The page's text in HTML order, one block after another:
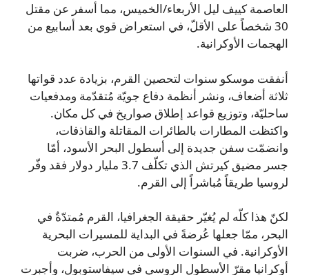
العاصمة كييف ليل الأربعاء/الخميس، مما أسفر عن مقتل
30 شخصاً على الأقلّ، في استعراض قوي بعد أسابيع من
الهجمات الأوكرانية.
أنفقت موسكو سنوات لتحصين القرم، بزيادة عدد قواتها
ثلاثة أضعاف، ونشر أنظمة دفاع جويّة مُتقدّمة ومدفعيات
ساحليّة، وتوزيع قواعد إطلاق صواريخ في كل مكان.
واكتظت المطارات بالطائرات المقاتلة والقاذفات،
وانضمّت سفن جديدة إلى أسطول البحر الأسود، أمّا
جسر مضيق كيرتش الذي تكلّف 3.7 مليار دولار فقد وفّر
لروسيا طريقاً مُباشراً إلى القرم.
لكنّ هذا كلّه لم يُغيّر حقيقة الجغرافيا، القرم مُمتدّةٌ في
البحر، ممّا جعلها عُرضةً في البداية للمسيرات البحرية
الأوكرانية. في السنوات الأولى من الحرب، ضربت
أوكرانيا مقرّ الأسطول الروسي في سيفاستوبول، وأجبرت